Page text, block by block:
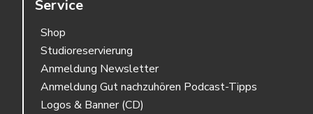
Service
Shop
Studioreservierung
Anmeldung Newsletter
Anmeldung Gut nachzuhören Podcast-Tipps
Logos & Banner (CD)